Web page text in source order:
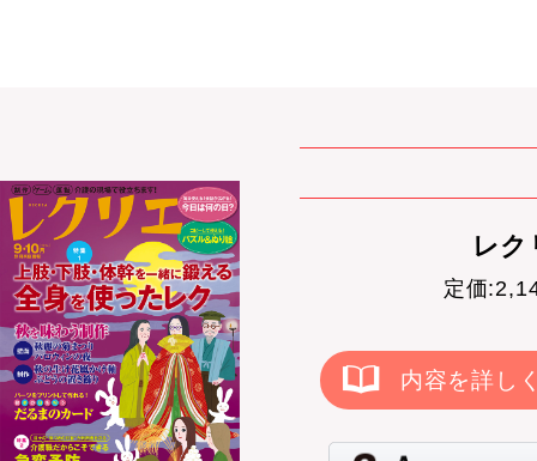
レ
定価
内容を詳し